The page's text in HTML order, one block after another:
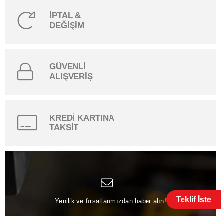
Teklif İste
İPTAL &
DEĞİŞİM
GÜVENLİ
ALIŞVERİŞ
KREDİ KARTINA
TAKSİT
Yenilik ve fırsatlarımızdan haber alın!